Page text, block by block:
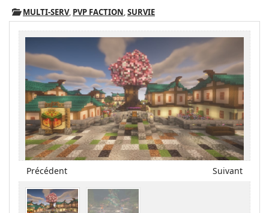
MULTI-SERV, PVP FACTION,SURVIE
Précédent Suivant